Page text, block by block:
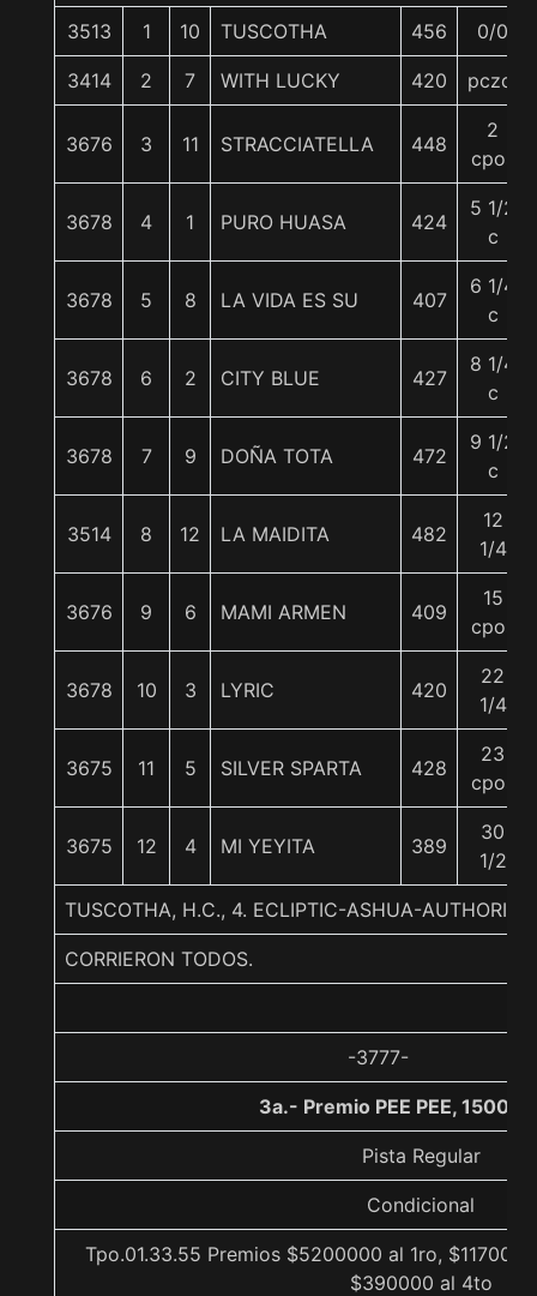
3513 1 10 TUSCOTHA 456 0/0
3414 2 7 WITH LUCKY 420 pczo.
3676 3 11 STRACCIATELLA 448
2
cpos
3678 4 1 PURO HUASA 424
5 1/2
c
3678 5 8 LA VIDA ES SU 407
6 1/4
c
3678 6 2 CITY BLUE 427
8 1/4
c
3678 7 9 DOÑA TOTA 472
9 1/2
c
3514 8 12 LA MAIDITA 482
12
1/4
3676 9 6 MAMI ARMEN 409
15
cpos
3678 10 3 LYRIC 420
22
1/4
3675 11 5 SILVER SPARTA 428
23
cpos
3675 12 4 MI YEYITA 389
30
1/2
TUSCOTHA, H.C., 4. ECLIPTIC-ASHUA-
CORRIERON TODOS.
-3777-
3a.- Premio PEE PEE, 1500
Pista Regular
Condicional
Tpo.01.33.55 Premios $5200000 al 1ro,
$390000 al 4to